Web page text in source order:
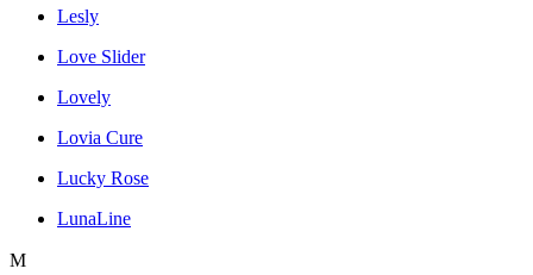
Lesly
Love Slider
Lovely
Lovia Cure
Lucky Rose
LunaLine
M